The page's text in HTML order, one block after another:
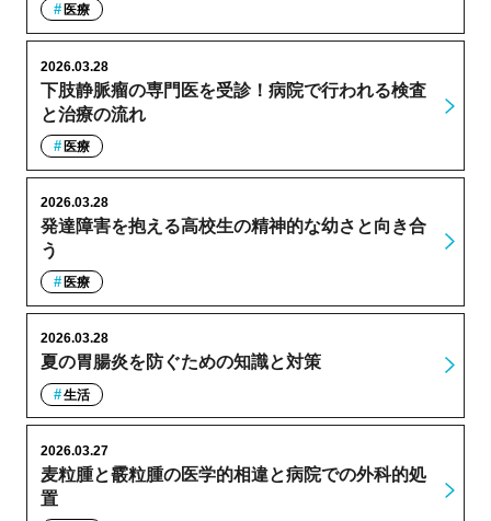
医療
下肢静脈瘤の専門医を受診！病院で行われる検査
と治療の流れ
2026.03.28
医療
発達障害を抱える高校生の精神的な幼さと向き合
う
2026.03.28
医療
夏の胃腸炎を防ぐための知識と対策
2026.03.28
生活
麦粒腫と霰粒腫の医学的相違と病院での外科的処
置
2026.03.27